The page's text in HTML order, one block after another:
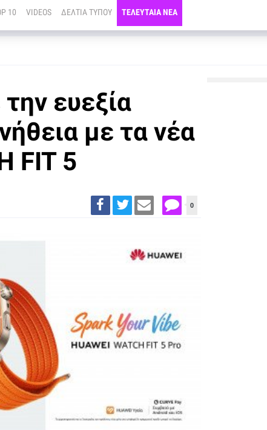
10 VIDEOS ΔΕΛΤΙΑ ΤΥΠΟΥ ΤΕΛΕΥΤΑΙΑ ΝΕΑ
ευεξία
με τα νέα
FIT 5
0